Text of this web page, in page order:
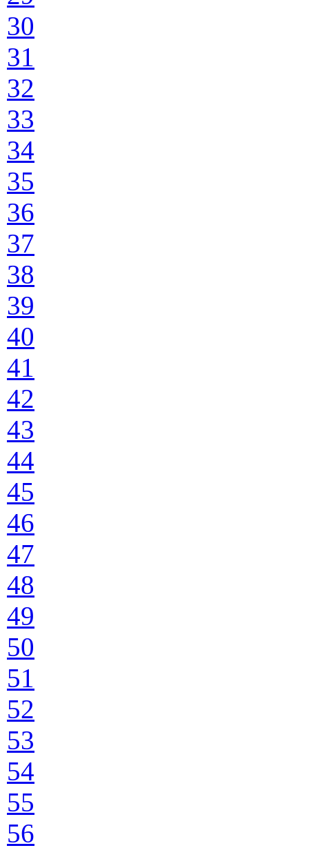
30
31
32
33
34
35
36
37
38
39
40
41
42
43
44
45
46
47
48
49
50
51
52
53
54
55
56